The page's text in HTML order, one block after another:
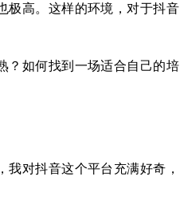
极高。这样的环境，对于抖音
？如何找到一场适合自己的培
对抖音这个平台充满好奇，